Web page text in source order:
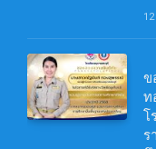
ข
ท
โ
ร